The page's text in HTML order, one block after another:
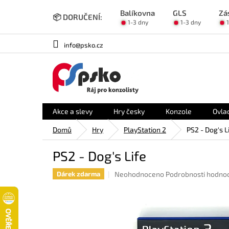
📦 DORUČENÍ: Balíkovna GLS
1-3 dny 1-3 dny
info@psko.cz
Akce a slevy Hry česky Konzole
Domů Hry PlayStation 2 PS2 - Dog's
PS2 - Dog's Life
Dárek zdarma
Průměrné
Neohodnoceno Podrobnosti